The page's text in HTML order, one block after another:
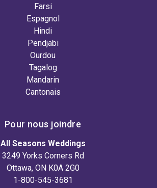
Farsi
Espagnol
Hindi
Pendjabi
Ourdou
Tagalog
Mandarin
Cantonais
Pour nous joindre
All Seasons Weddings
3249 Yorks Corners Rd
Ottawa, ON K0A 2G0
1-800-545-3681